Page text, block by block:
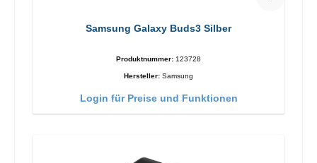
Samsung Galaxy Buds3 Silber
Produktnummer: 123728
Hersteller: Samsung
Login für Preise und Funktionen